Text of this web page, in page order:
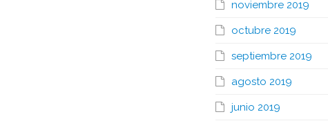
noviembre 2019
octubre 2019
septiembre 2019
agosto 2019
junio 2019